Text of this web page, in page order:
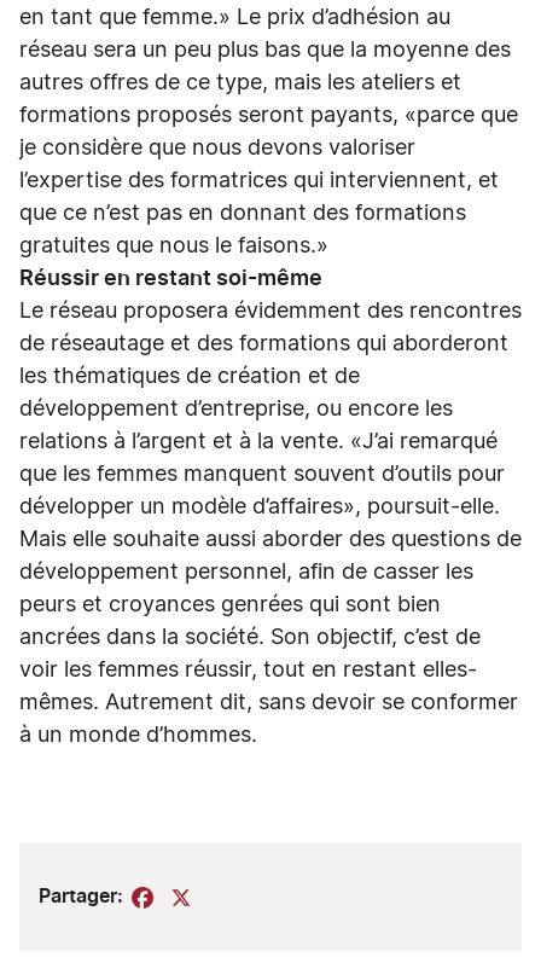
en tant que femme.» Le prix d’adhésion au
réseau sera un peu plus bas que la moyenne des
autres offres de ce type, mais les ateliers et
formations proposés seront payants, «parce que
je considère que nous devons valoriser
l’expertise des formatrices qui interviennent, et
que ce n’est pas en donnant des formations
gratuites que nous le faisons.»
Réussir en restant soi-même
Le réseau proposera évidemment des rencontres
de réseautage et des formations qui aborderont
les thématiques de création et de
développement d’entreprise, ou encore les
relations à l’argent et à la vente. «J’ai remarqué
que les femmes manquent souvent d’outils pour
développer un modèle d’affaires», poursuit-elle.
Mais elle souhaite aussi aborder des questions de
développement personnel, afin de casser les
peurs et croyances genrées qui sont bien
ancrées dans la société. Son objectif, c’est de
voir les femmes réussir, tout en restant elles-
mêmes. Autrement dit, sans devoir se conformer
à un monde d’hommes.
Partager: Facebook